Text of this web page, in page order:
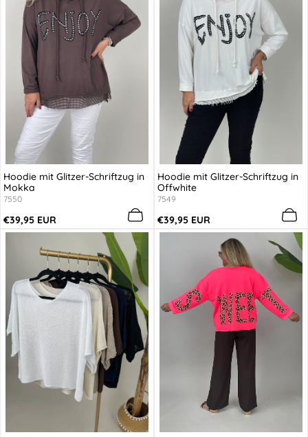
Hoodie mit Glitzer-Schriftzug in
Mokka
7550
Regulärer
Preis
€39,95 EUR
Hoodie mit Glitzer-Schriftzug in
Offwhite
7549
Regulärer
Preis
€39,95 EUR